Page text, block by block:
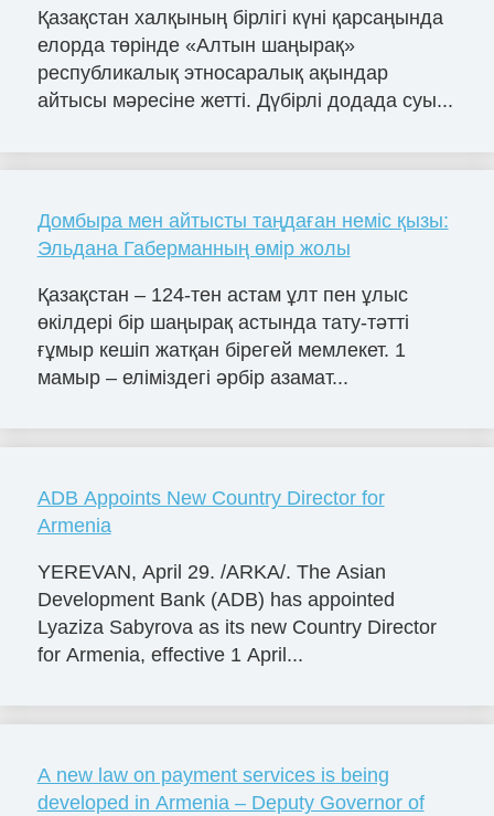
Қазақстан халқының бірлігі күні қарсаңында
елорда төрінде «Алтын шаңырақ»
республикалық этносаралық ақындар
айтысы мәресіне жетті. Дүбірлі додада суы...
Домбыра мен айтысты таңдаған неміс қызы:
Эльдана Габерманның өмір жолы
Қазақстан – 124-тен астам ұлт пен ұлыс
өкілдері бір шаңырақ астында тату-тәтті
ғұмыр кешіп жатқан бірегей мемлекет. 1
мамыр – еліміздегі әрбір азамат...
ADB Appoints New Country Director for
Armenia
YEREVAN, April 29. /ARKA/. The Asian
Development Bank (ADB) has appointed
Lyaziza Sabyrova as its new Country Director
for Armenia, effective 1 April...
A new law on payment services is being
developed in Armenia – Deputy Governor of